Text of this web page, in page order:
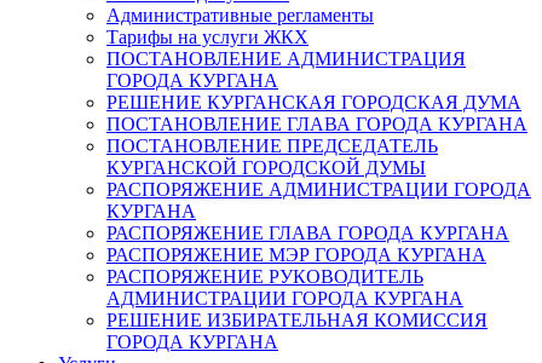
Административные регламенты
Тарифы на услуги ЖКХ
ПОСТАНОВЛЕНИЕ АДМИНИСТРАЦИЯ
ГОРОДА КУРГАНА
РЕШЕНИЕ КУРГАНСКАЯ ГОРОДСКАЯ ДУМА
ПОСТАНОВЛЕНИЕ ГЛАВА ГОРОДА КУРГАНА
ПОСТАНОВЛЕНИЕ ПРЕДСЕДАТЕЛЬ
КУРГАНСКОЙ ГОРОДСКОЙ ДУМЫ
РАСПОРЯЖЕНИЕ АДМИНИСТРАЦИИ ГОРОДА
КУРГАНА
РАСПОРЯЖЕНИЕ ГЛАВА ГОРОДА КУРГАНА
РАСПОРЯЖЕНИЕ МЭР ГОРОДА КУРГАНА
РАСПОРЯЖЕНИЕ РУКОВОДИТЕЛЬ
АДМИНИСТРАЦИИ ГОРОДА КУРГАНА
РЕШЕНИЕ ИЗБИРАТЕЛЬНАЯ КОМИССИЯ
ГОРОДА КУРГАНА